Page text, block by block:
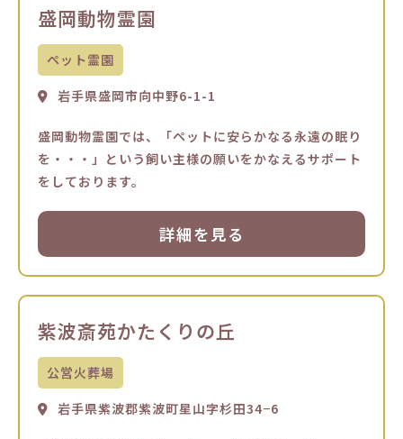
盛岡動物霊園
ペット霊園
岩手県盛岡市向中野6-1-1
盛岡動物霊園では、「ペットに安らかなる永遠の眠り
を・・・」という飼い主様の願いをかなえるサポート
をしております。
詳細を見る
紫波斎苑かたくりの丘
公営火葬場
岩手県紫波郡紫波町星山字杉田34−6